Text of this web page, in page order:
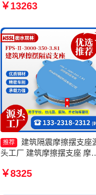
摩擦摆隔震支座FPS-Ⅱ-
座FJZQZ9000GD厂家
￥13263
推荐
建筑隔震摩擦摆支座
头工厂 建筑摩擦摆支座 摩
4.11厂家 FPS隔震支座
￥8325